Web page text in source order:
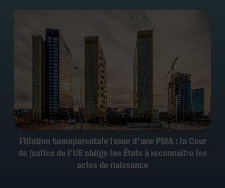
Filiation homoparentale issue d'une PMA : la Cour
de justice de l’UE oblige les États à reconnaître les
actes de naissance